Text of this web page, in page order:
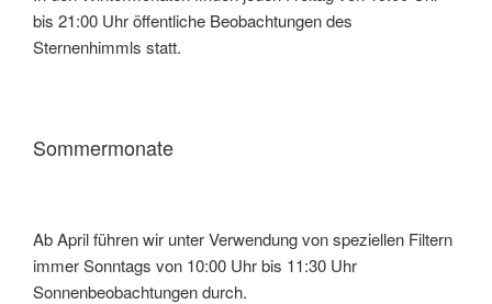
bis 21:00 Uhr öffentliche Beobachtungen des
Sternenhimmls statt.
Sommermonate
Ab April führen wir unter Verwendung von speziellen Filtern
immer Sonntags von 10:00 Uhr bis 11:30 Uhr
Sonnenbeobachtungen durch.